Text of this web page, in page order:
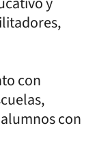
con
con